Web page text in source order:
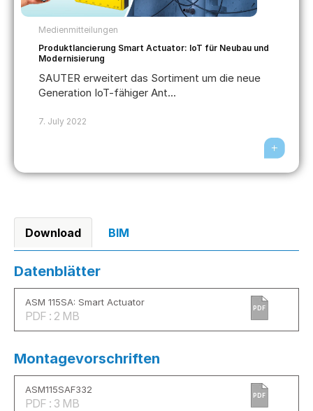
Medienmitteilungen
Produktlancierung Smart Actuator: IoT für Neubau und
Modernisierung
SAUTER erweitert das Sortiment um die neue
Generation IoT-fähiger Ant...
7. July 2022
Download BIM
Datenblätter
ASM 115SA: Smart Actuator
PDF : 2 MB
PDF
Montagevorschriften
ASM115SAF332
PDF : 3 MB
PDF